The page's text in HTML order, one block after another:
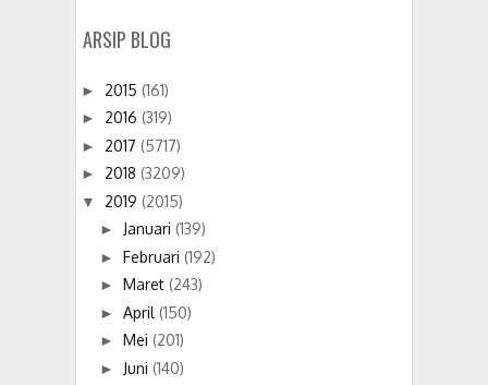
ARSIP BLOG
► 2015 (161)
► 2016 (319)
► 2017 (5717)
► 2018 (3209)
▼ 2019 (2015)
► Januari (139)
► Februari (192)
► Maret (243)
► April (150)
► Mei (201)
► Juni (140)